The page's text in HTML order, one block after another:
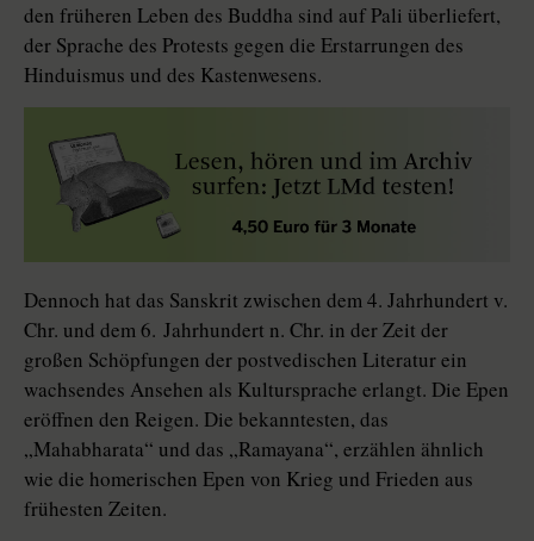
den früheren Leben des Buddha sind auf Pali überliefert,
der Sprache des Protests gegen die Erstarrungen des
Hinduismus und des Kastenwesens.
Dennoch hat das Sanskrit zwischen dem 4. Jahrhundert v.
Chr. und dem 6. Jahrhundert n. Chr. in der Zeit der
großen Schöpfungen der postvedischen Literatur ein
wachsendes Ansehen als Kultursprache erlangt. Die Epen
eröffnen den Reigen. Die bekanntesten, das
„Mahabharata“ und das „Ramayana“, erzählen ähnlich
wie die homerischen Epen von Krieg und Frieden aus
frühesten Zeiten.